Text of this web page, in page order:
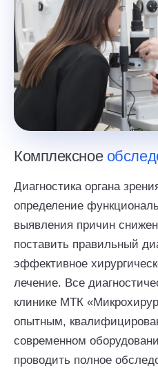
Комплексное
Диагностика органа
определение
выявления причин
поставить правильный
эффективное
лечение. Все
клинике МТК
опытным,
современном
проводить полное